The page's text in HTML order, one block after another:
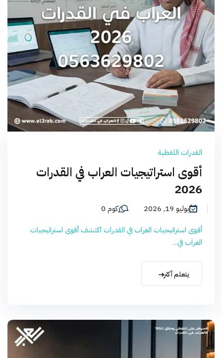
القدرات اللفظية
أقوى استراتيجيات العراب في القدرات
2026
يوليو 19, 2026
كوم 0
أقوى استراتيجيات العراب في القدرات اكتشف أقوى استراتيجيات
العراب في...
يتعلم أكثر